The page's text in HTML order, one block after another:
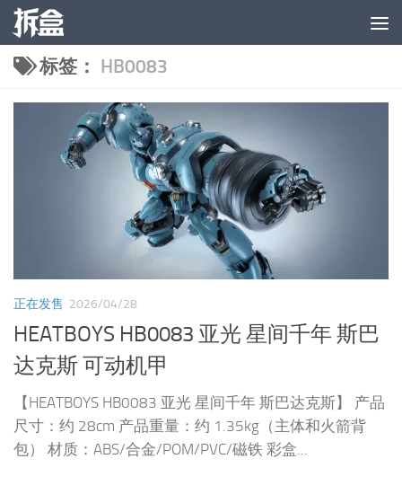
跳至内容
标签： HB0083
正在发售 2026/04/28
HEATBOYS HB0083 亚光 星间千年 斯巴
达克斯 可动机甲
【HEATBOYS HB0083 亚光 星间千年 斯巴达克斯】 产品
尺寸：约 28cm 产品重量：约 1.35kg（主体和火箭背
包） 材质：ABS/合金/POM/PVC/磁铁 彩盒...